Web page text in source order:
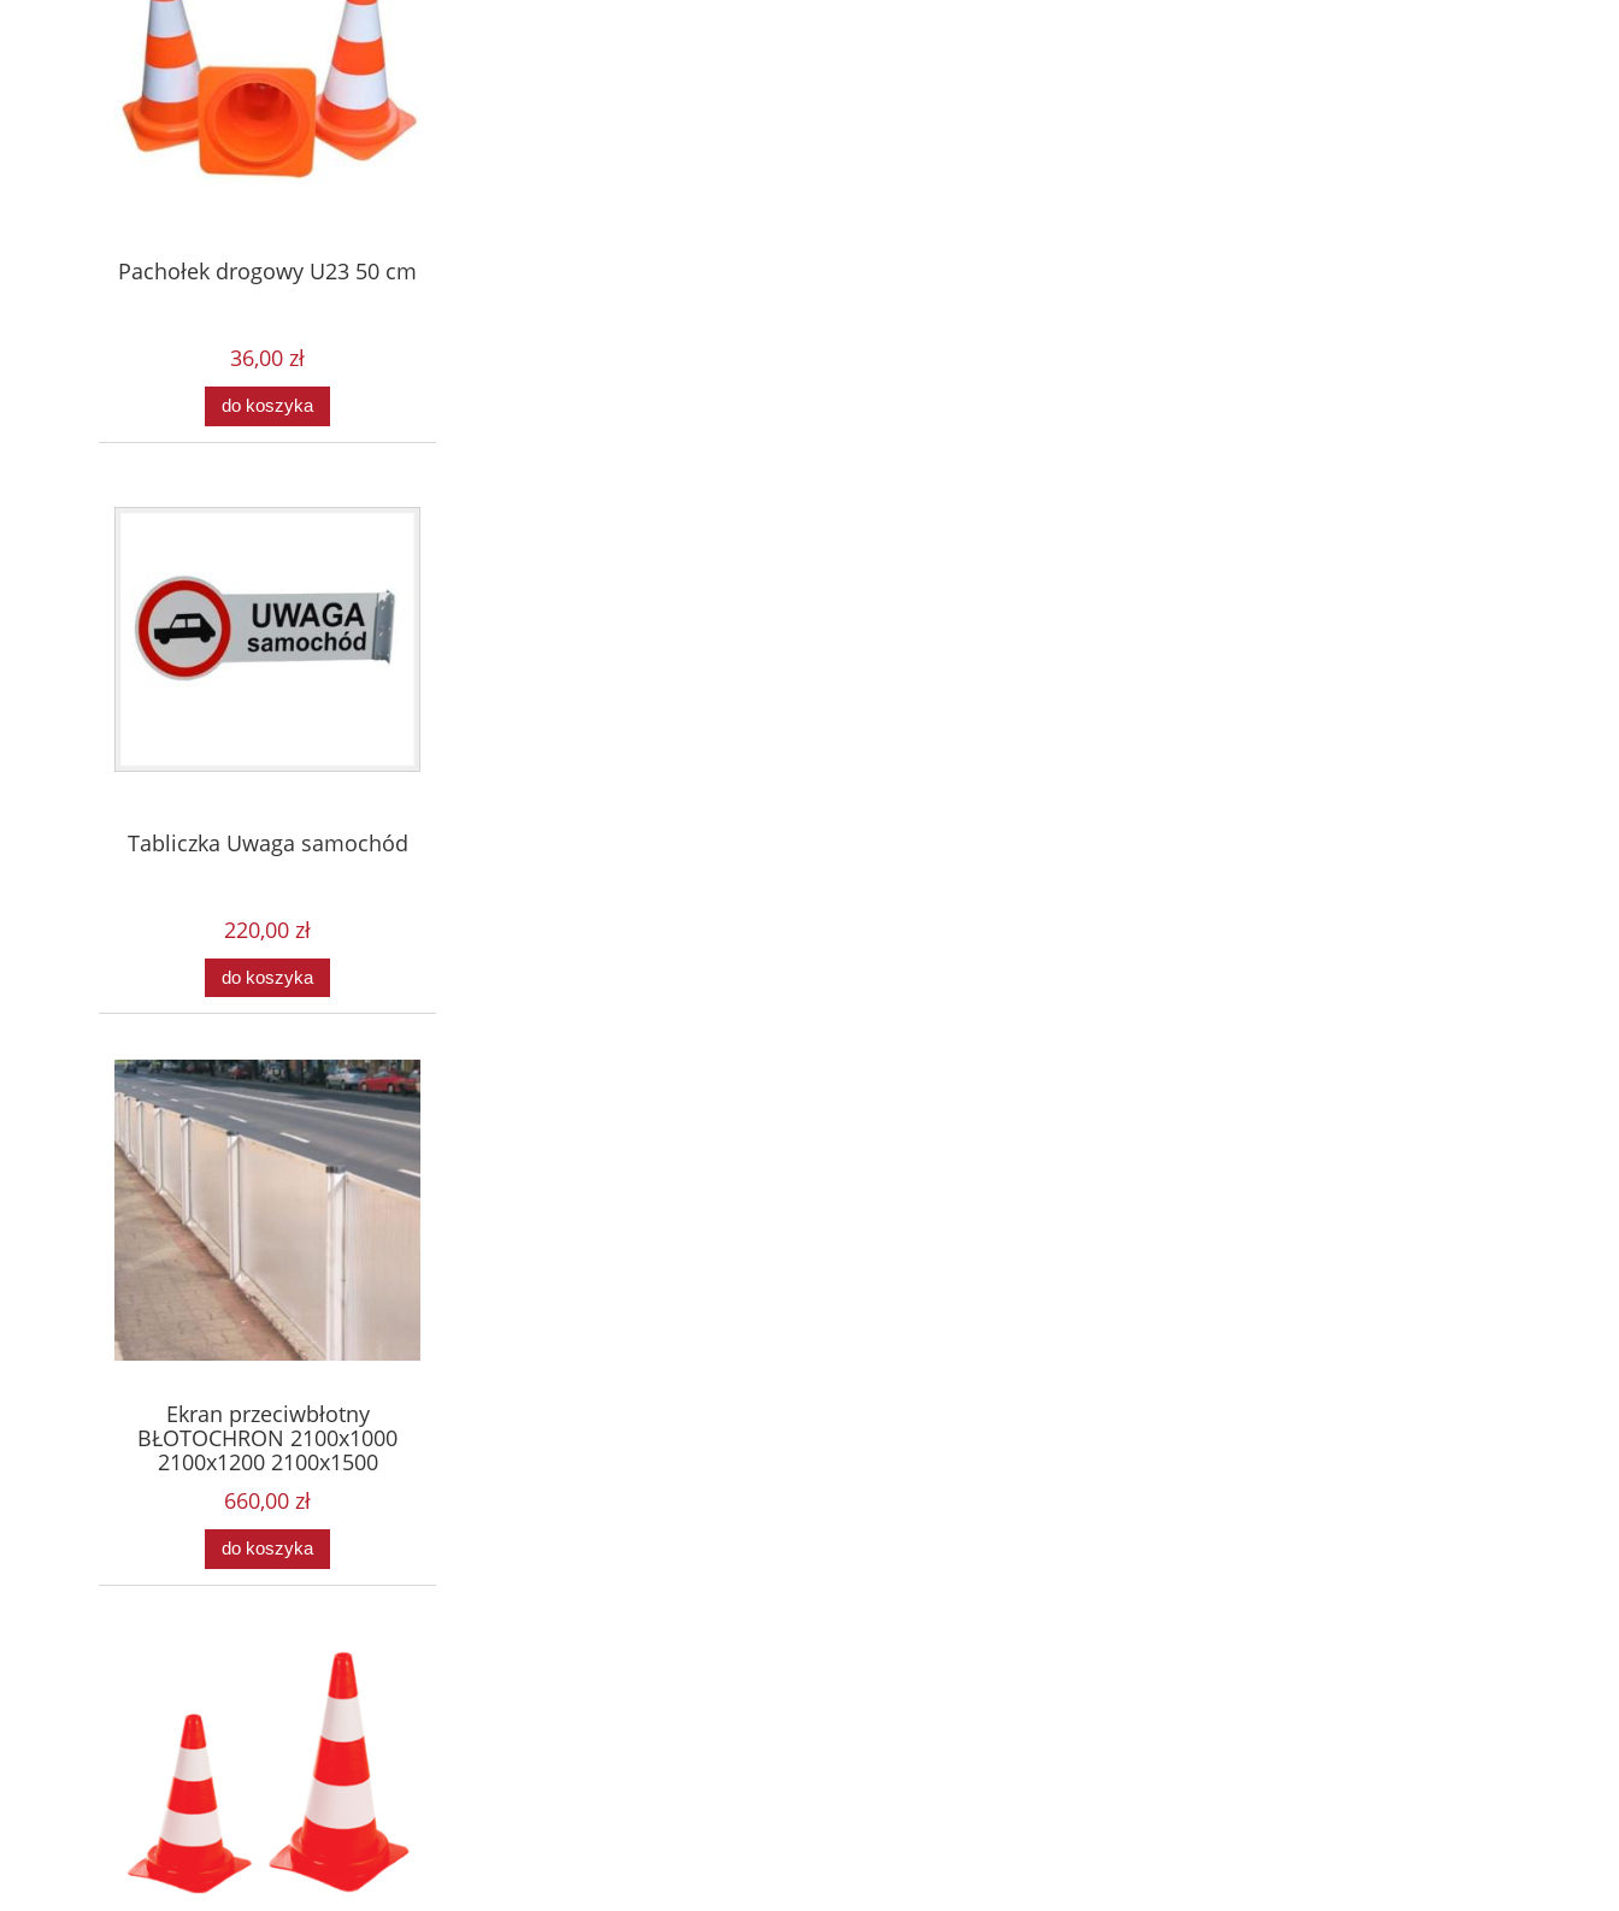
Pachołek drogowy U23 50 cm
36,00 zł
do koszyka
Tabliczka Uwaga samochód
220,00 zł
do koszyka
Ekran przeciwbłotny
BŁOTOCHRON 2100x1000
2100x1200 2100x1500
660,00 zł
do koszyka